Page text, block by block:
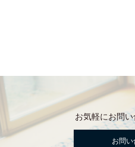
お気軽にお問
お問